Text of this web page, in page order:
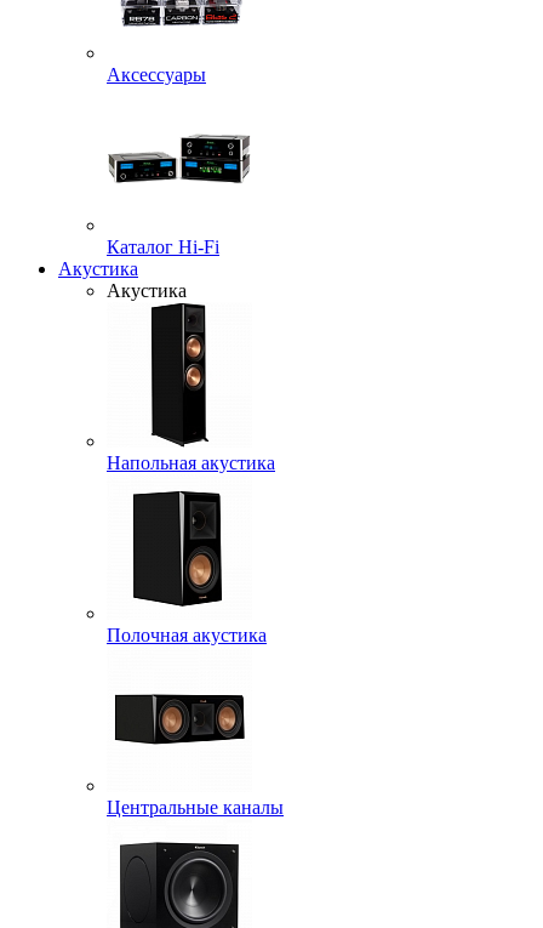
Аксессуары
Каталог Hi-Fi
Акустика
Акустика
Напольная акустика
Полочная акустика
Центральные каналы